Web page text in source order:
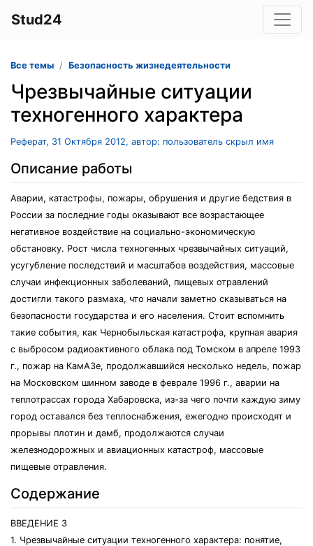
Stud24
Все темы Безопасность жизнедеятельности
Чрезвычайные ситуации
техногенного характера
Реферат, 31 Октября 2012, автор: пользователь скрыл имя
Описание работы
Аварии, катастрофы, пожары, обрушения и другие бедствия в
России за последние годы оказывают все возрастающее
негативное воздействие на социально-экономическую
обстановку. Рост числа техногенных чрезвычайных ситуаций,
усугубление последствий и масштабов воздействия, массовые
случаи инфекционных заболеваний, пищевых отравлений
достигли такого размаха, что начали заметно сказываться на
безопасности государства и его населения. Стоит вспомнить
такие события, как Чернобыльская катастрофа, крупная авария
с выбросом радиоактивного облака под Томском в апреле 1993
г., пожар на КамАЗе, продолжавшийся несколько недель, пожар
на Московском шинном заводе в феврале 1996 г., аварии на
теплотрассах города Хабаровска, из-за чего почти каждую зиму
город оставался без теплоснабжения, ежегодно происходят и
прорывы плотин и дамб, продолжаются случаи
железнодорожных и авиационных катастроф, массовые
пищевые отравления.
Содержание
ВВЕДЕНИЕ 3
1. Чрезвычайные ситуации техногенного характера: понятие,